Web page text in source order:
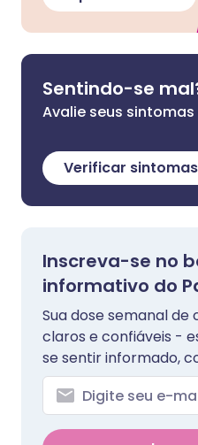
Sentindo-se
Avalie seus
Verificar sintomas
Inscreva-se no
informativo do
Sua dose semanal de
claros e confiáveis -
se sentir informado,